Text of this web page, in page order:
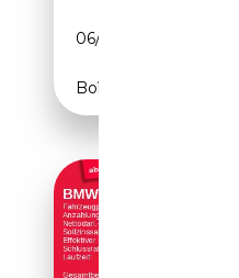
06/2023
Boîte automatique